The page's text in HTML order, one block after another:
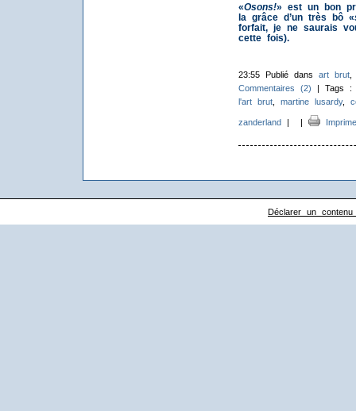
«Osons!» est un bon
la grâce d’un très bô «
forfait, je ne saurais
cette fois).
23:55 Publié dans art brut
Commentaires (2) | Tags
l'art brut, martine lusardy,
zanderland| |
Déclarer un contenu